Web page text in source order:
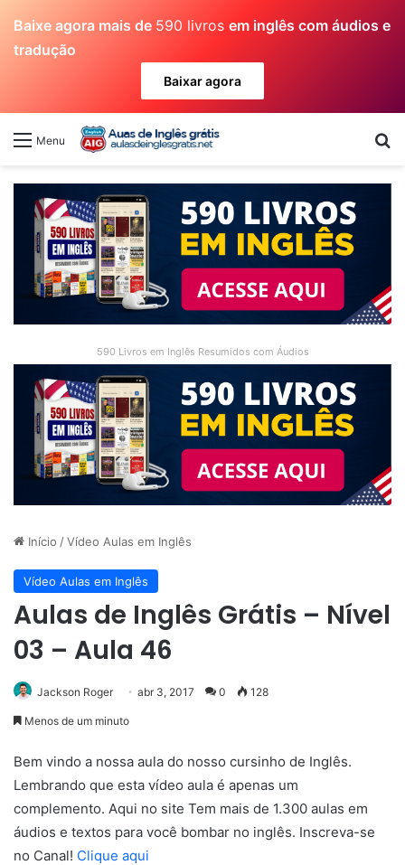
Baixe agora mais de 590 livros em inglês com áudios e
tradução
Baixar agora
Menu
590 Livros em Inglês Resumidos com Áudios
Início /Vídeo Aulas em Inglês
Vídeo Aulas em Inglês
Aulas de Inglês Grátis – Nível
03 – Aula 46
Jackson Roger abr 3, 2017 0 128
Menos de um minuto
Bem vindo a nossa aula do nosso cursinho de Inglês.
Lembrando que esta vídeo aula é apenas um
complemento. Aqui no site Tem mais de 1.300 aulas em
áudios e textos para você bombar no inglês. Inscreva-se
no Canal! Clique aqui